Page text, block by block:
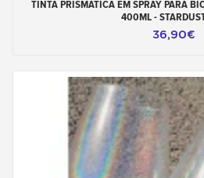
TINTA PRISMÁTICA EM SPRAY PARA
400ML -
36,90€